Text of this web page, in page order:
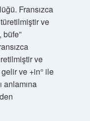
Fransızca
ve
ve
gelir ve +in° ile
anlamına